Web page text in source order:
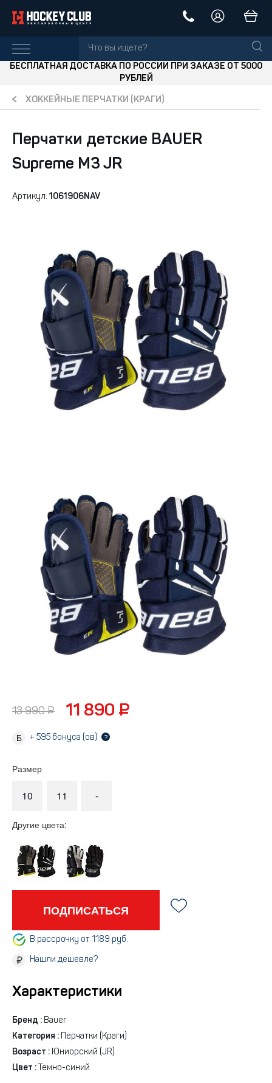
БЕСПЛАТНАЯ ДОСТАВКА ПО РОССИИ ПРИ ЗАКАЗЕ ОТ 5000
РУБЛЕЙ
ХОККЕЙНЫЕ ПЕРЧАТКИ (КРАГИ)
Перчатки детские BAUER
Supreme M3 JR
Артикул: 1061906NAV
13 990 ₽ 11 890 ₽
+ 595 бонуса (ов) ?
Размер
10 11 -
Другие цвета:
ПОДПИСАТЬСЯ
В рассрочку от 1189 руб.
Нашли дешевле?
Характеристики
Бренд : Bauer
Категория : Перчатки (Краги)
Возраст : Юниорский (JR)
Цвет : Темно-синий